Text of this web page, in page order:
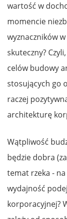
wartość w
momencie
wyznaczników w
skuteczny?
celów budowy
stosujących go
raczej
architekturę
Wątpliwość
będzie dobra
temat rzeka - na
wydajność
korporacyjnej?